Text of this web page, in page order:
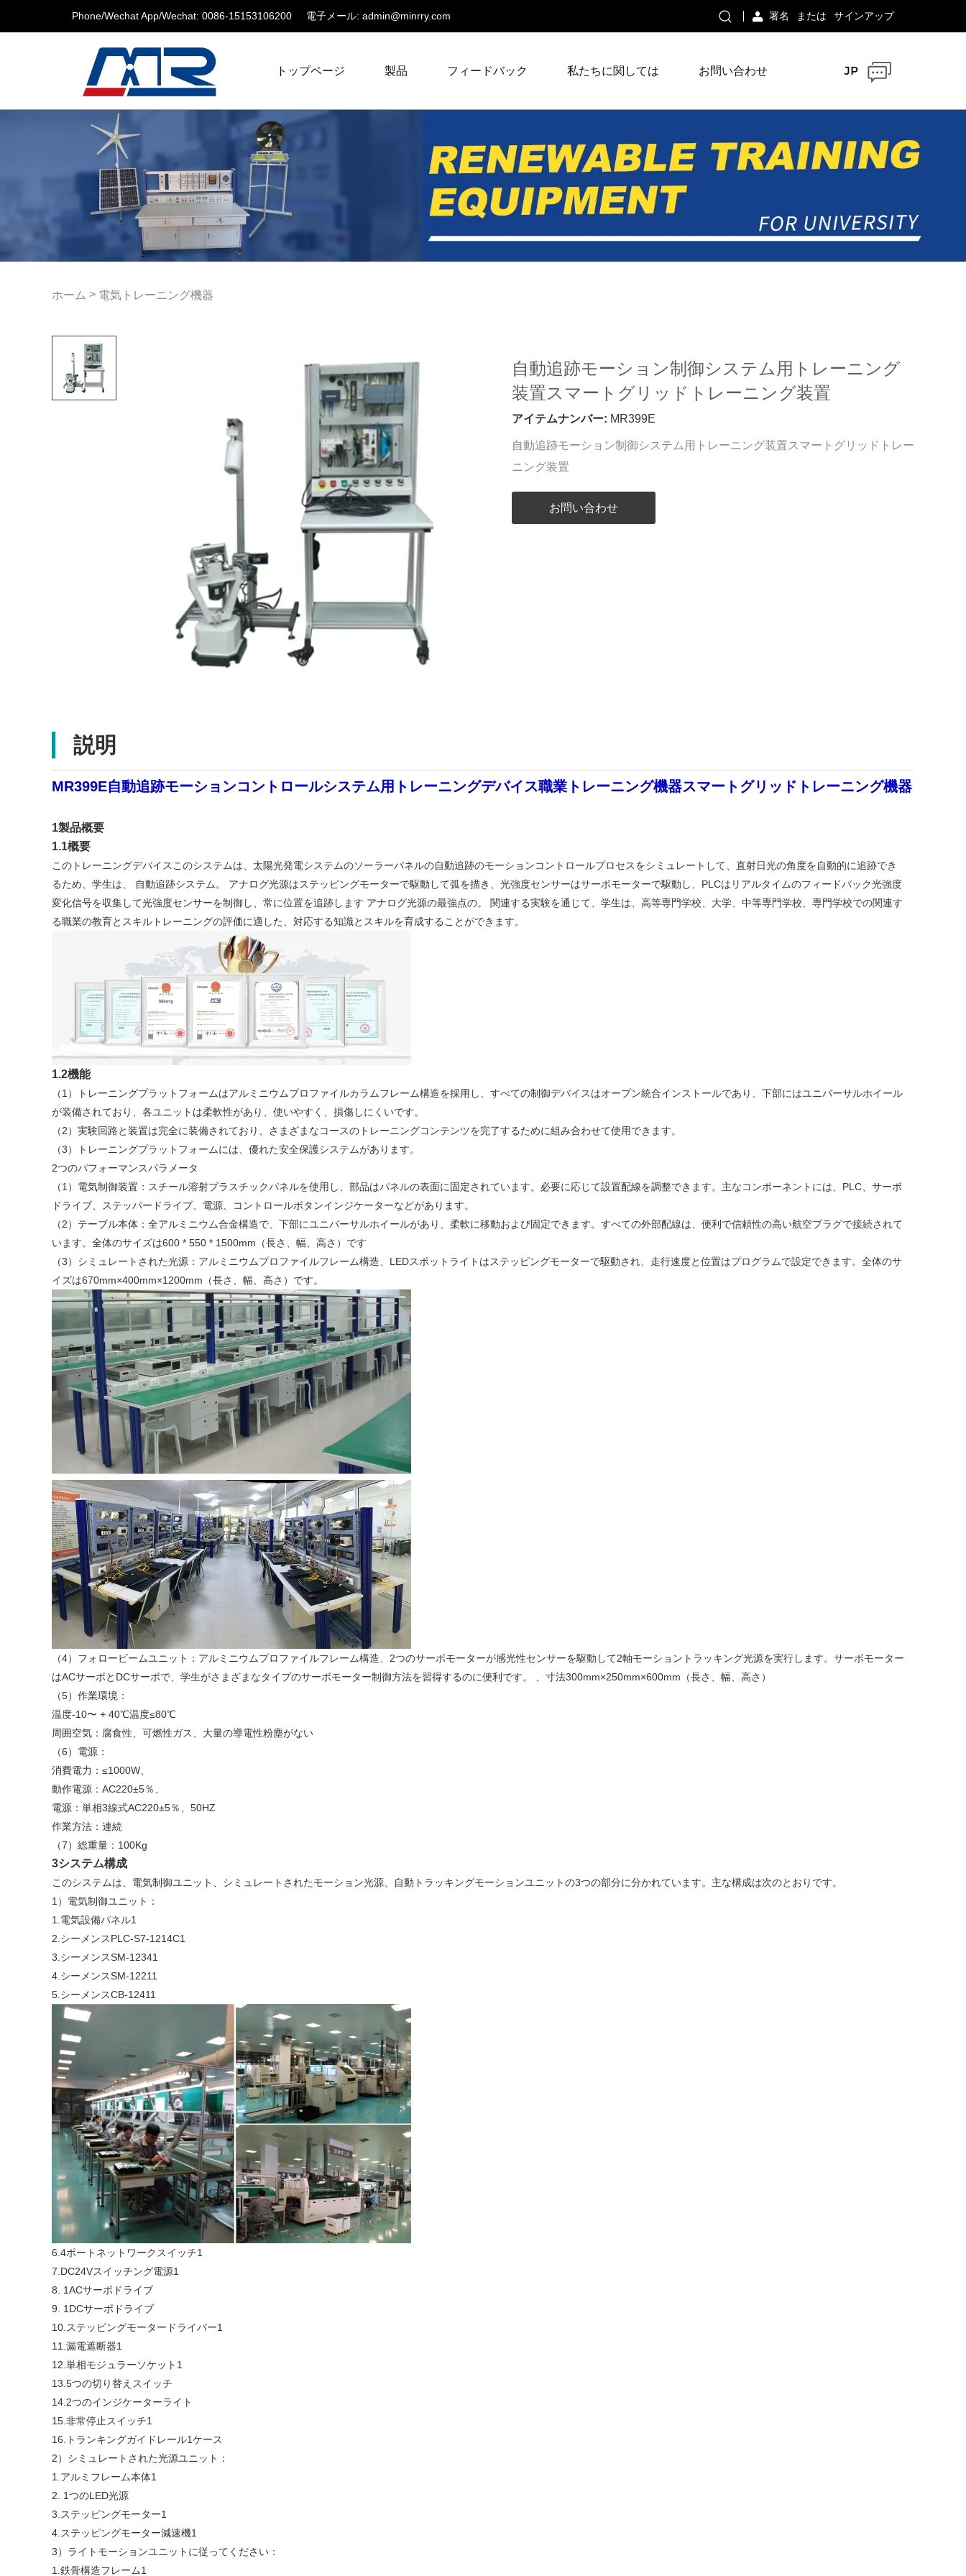
Phone/Wechat App/Wechat: 0086-15153106200 電子メール: admin@minrry.com 署名 または サインアップ
トップページ 製品 フィードバック 私たちに関しては お問い合わせ JP
ホーム > 電気トレーニング機器
自動追跡モーション制御システム用トレーニング
装置スマートグリッドトレーニング装置
アイテムナンバー: MR399E
自動追跡モーション制御システム用トレーニング装置スマートグリッドトレー
ニング装置
お問い合わせ
説明
MR399E自動追跡モーションコントロールシステム用トレーニングデバイス職業トレーニング機器スマートグリッドトレーニング機器
1製品概要
1.1概要
このトレーニングデバイスこのシステムは、太陽光発電システムのソーラーパネルの自動追跡のモーションコントロールプロセスをシミュレートして、直射日光の角度を自動的に追跡でき
るため、学生は、 自動追跡システム。 アナログ光源はステッピングモーターで駆動して弧を描き、光強度センサーはサーボモーターで駆動し、PLCはリアルタイムのフィードバック光強度
変化信号を収集して光強度センサーを制御し、常に位置を追跡します アナログ光源の最強点の。 関連する実験を通じて、学生は、高等専門学校、大学、中等専門学校、専門学校での関連す
る職業の教育とスキルトレーニングの評価に適した、対応する知識とスキルを育成することができます。
1.2機能
（1）トレーニングプラットフォームはアルミニウムプロファイルカラムフレーム構造を採用し、すべての制御デバイスはオープン統合インストールであり、下部にはユニバーサルホイール
が装備されており、各ユニットは柔軟性があり、使いやすく、損傷しにくいです。
（2）実験回路と装置は完全に装備されており、さまざまなコースのトレーニングコンテンツを完了するために組み合わせて使用​​できます。
（3）トレーニングプラットフォームには、優れた安全保護システムがあります。
2つのパフォーマンスパラメータ
（1）電気制御装置：スチール溶射プラスチックパネルを使用し、部品はパネルの表面に固定されています。必要に応じて設置配線を調整できます。主なコンポーネントには、PLC、サーボ
ドライブ、ステッパードライブ、電源、コントロールボタンインジケーターなどがあります。
（2）テーブル本体：全アルミニウム合金構造で、下部にユニバーサルホイールがあり、柔軟に移動および固定できます。すべての外部配線は、便利で信頼性の高い航空プラグで接続されて
います。全体のサイズは600 * 550 * 1500mm（長さ、幅、高さ）です
（3）シミュレートされた光源：アルミニウムプロファイルフレーム構造、LEDスポットライトはステッピングモーターで駆動され、走行速度と位置はプログラムで設定できます。全体のサ
イズは670mm×400mm×1200mm（長さ、幅、高さ）です。
（4）フォロービームユニット：アルミニウムプロファイルフレーム構造、2つのサーボモーターが感光性センサーを駆動して2軸モーショントラッキング光源を実行します。サーボモーター
はACサーボとDCサーボで、学生がさまざまなタイプのサーボモーター制御方法を習得するのに便利です。 、寸法300mm×250mm×600mm（長さ、幅、高さ）
（5）作業環境：
温度-10〜 + 40℃温度≤80℃
周囲空気：腐食性、可燃性ガス、大量の導電性粉塵がない
（6）電源：
消費電力：≤1000W、
動作電源：AC220±5％、
電源：単相3線式AC220±5％、50HZ
作業方法：連続
（7）総重量：100Kg
3システム構成
このシステムは、電気制御ユニット、シミュレートされたモーション光源、自動トラッキングモーションユニットの3つの部分に分かれています。主な構成は次のとおりです。
1）電気制御ユニット：
1.電気設備パネル1
2.シーメンスPLC-S7-1214C1
3.シーメンスSM-12341
4.シーメンスSM-12211
5.シーメンスCB-12411
6.4ポートネットワークスイッチ1
7.DC24Vスイッチング電源1
8. 1ACサーボドライブ
9. 1DCサーボドライブ
10.ステッピングモータードライバー1
11.漏電遮断器1
12.単相モジュラーソケット1
13.5つの切り替えスイッチ
14.2つのインジケーターライト
15.非常停止スイッチ1
16.トランキングガイドレール1ケース
2）シミュレートされた光源ユニット：
1.アルミフレーム本体1
2. 1つのLED光源
3.ステッピングモーター1
4.ステッピングモーター減速機1
3）ライトモーションユニットに従ってください：
1.鉄骨構造フレーム1